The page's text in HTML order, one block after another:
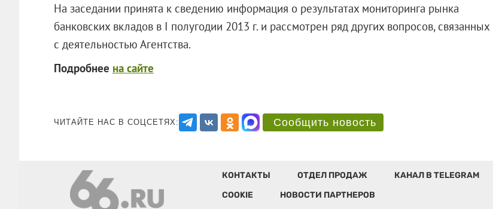
На заседании принята к сведению информация о результатах мониторинга рынка
банковских вкладов в I полугодии 2013 г. и рассмотрен ряд других вопросов, связанных
с деятельностью Агентства.
Подробнее на сайте
ЧИТАЙТЕ НАС В СОЦСЕТЯХ: Сообщить новость
КОНТАКТЫ ОТДЕЛ ПРОДАЖ КАНАЛ В TELEGRAM
COOKIE
НОВОСТИ ПАРТНЕРОВ